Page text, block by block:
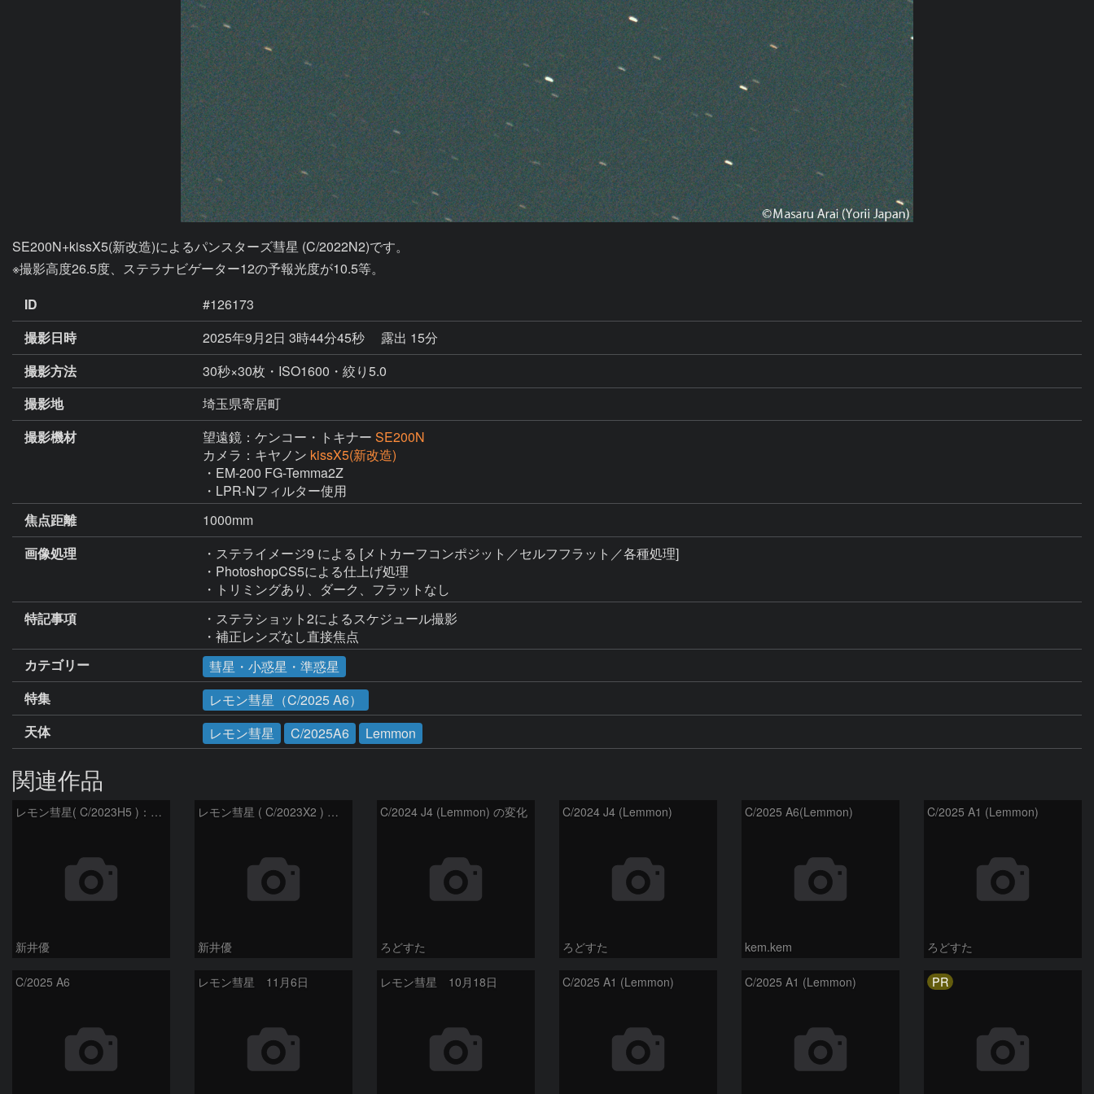
SE200N+kissX5(新改造)によるパンスターズ彗星 (C/2022N2)です。
※撮影高度26.5度、ステラナビゲーター12の予報光度が10.5等。
ID
#126173
撮影日時
2025年9月2日 3時44分45秒
露出 15分
撮影方法
30秒×30枚・ISO1600・絞り5.0
撮影地
埼玉県寄居町
撮影機材
望遠鏡：ケンコー・トキナー SE200N
カメラ：キヤノン kissX5(新改造)
・EM-200 FG-Temma2Z
・LPR-Nフィルター使用
焦点距離
1000mm
画像処理
・ステライメージ9 による [メトカーフコンポジット／セルフフラット／各種処理]
・PhotoshopCS5による仕上げ処理
・トリミングあり、ダーク、フラットなし
特記事項
・ステラショット2によるスケジュール撮影
・補正レンズなし直接焦点
カテゴリー
彗星・小惑星・準惑星
特集
レモン彗星（C/2025 A6）
天体
レモン彗星 C/2025A6 Lemmon
関連作品
レモン彗星( C/2023H5 )：2026/05/20
新井優
レモン彗星 ( C/2023X2 ) の予報位置：2026/05/29
新井優
C/2024 J4 (Lemmon) の変化
ろどすた
C/2024 J4 (Lemmon)
ろどすた
C/2025 A6(Lemmon)
kem.kem
C/2025 A1 (Lemmon)
ろどすた
C/2025 A6 レモン彗星 11月6日 レモン彗星 10月18日 C/2025 A1 (Lemmon) C/2025 A1 (Lemmon) PR